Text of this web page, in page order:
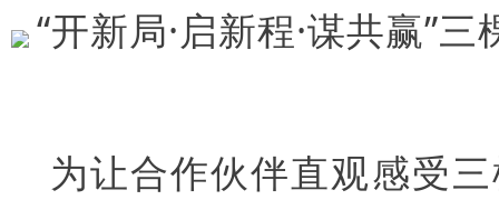
为让合作伙伴直观感受